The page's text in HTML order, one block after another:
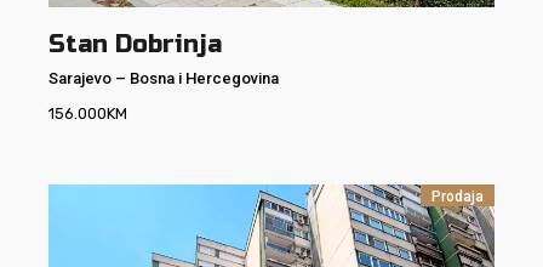
Stan Dobrinja
Sarajevo – Bosna i Hercegovina
156.000KM
Prodaja